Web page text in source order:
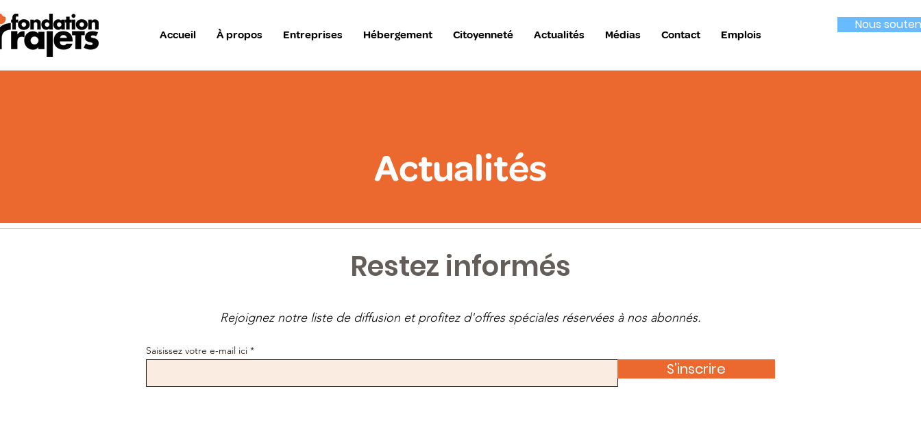
Accueil À propos Entreprises Hébergement Citoyenneté Actualités Médias Contact Emplois
Nous
Actualités
Restez informés
Rejoignez notre liste de diffusion et profitez d'offres spéciales réservées à nos abonnés.
Saisissez votre e-mail ici
S'inscrire